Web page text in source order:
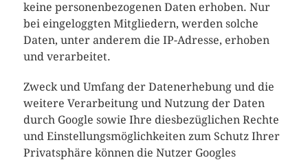
keine personenbezogenen Daten erhoben. Nur
bei eingeloggten Mitgliedern, werden solche
Daten, unter anderem die IP-Adresse, erhoben
und verarbeitet.
Zweck und Umfang der Datenerhebung und die
weitere Verarbeitung und Nutzung der Daten
durch Google sowie Ihre diesbezüglichen Rechte
und Einstellungsmöglichkeiten zum Schutz Ihrer
Privatsphäre können die Nutzer Googles